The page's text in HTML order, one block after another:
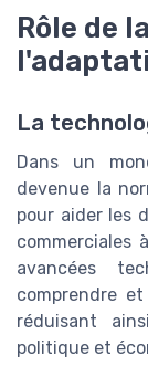
Rôle de
La
Dans un
devenue la
pour aider les
commerciales
avancées
comprendre
réduisant
politique et